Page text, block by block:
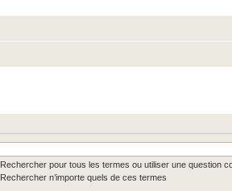
Rechercher pour tous les termes ou utiliser une question
Rechercher n’importe quels de ces termes